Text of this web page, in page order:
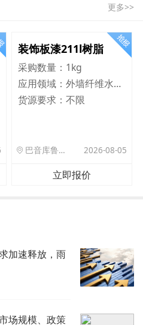
更多>>
装饰板漆211l树脂
采购数量： 1kg
应用领域：
外墙纤维水泥板
货源要求：不限
巴音库鲁提镇,托帕口岸六号库房 2026-08-05
立即报价
加速释放，雨
场规模、政策